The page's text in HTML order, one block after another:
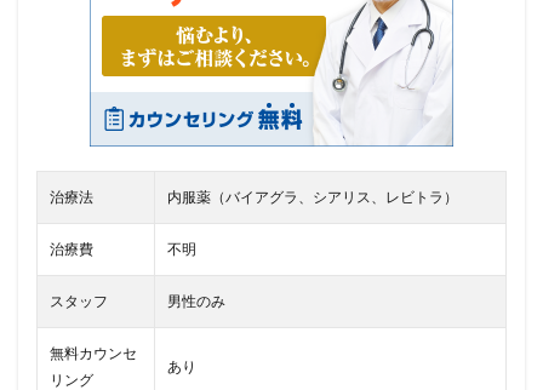
治療法 内服薬（バイアグラ、シアリス、レビトラ）
治療費 不明
スタッフ 男性のみ
無料カウンセ
リング
あり